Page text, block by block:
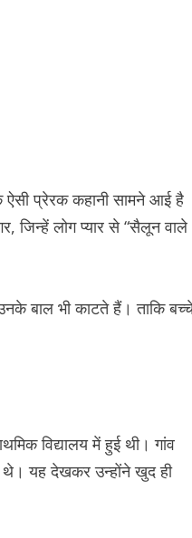
प्रेरक कहानी सामने आई है
जिन्हें लोग प्यार से “सैलून वाले
बाल भी काटते हैं। ताकि
विद्यालय में हुई थी। गांव
थे। यह देखकर उन्होंने खुद ही